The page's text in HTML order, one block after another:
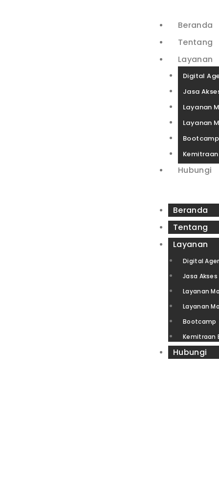
Beranda
Tentang
Layanan
Digital
Jasa
Layanan
Layanan
Bootcamp
Kemitraan
Hubungi
Beranda
Tentang
Layanan
Digital
Jasa
Layanan
Layanan
Bootcamp
Kemitraan
Hubungi